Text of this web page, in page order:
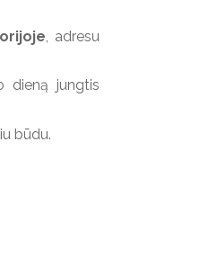
, adresu
dieną jungtis
būdu.